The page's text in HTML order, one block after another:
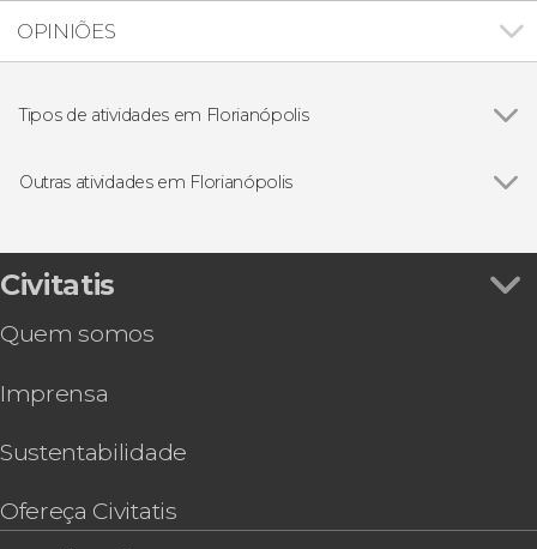
OPINIÕES
Tipos de atividades em Florianópolis
Excursões de um dia
Outras atividades em Florianópolis
da Conceição
Passeio de barco pirata por Florianópolis
Ônibus turístico de Florianópolis
Tour de bicicleta por Florianópolis
Pub Crawl. Tour de festa por Florianópolis!
Tour de caiaque pela Barra da Lagoa e Lagoa da
Conceição
Civitatis
Quem somos
Imprensa
Sustentabilidade
Ofereça Civitatis